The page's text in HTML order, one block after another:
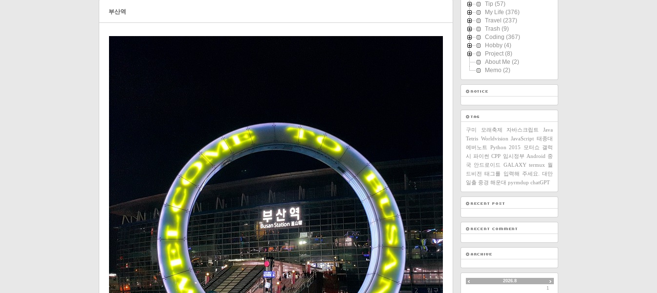
부산역
Tip (57)
My Life (376)
Travel (237)
Trash (9)
Coding (367)
Hobby (4)
Project (8)
About Me (2)
Memo (2)
구미 모래축제 자바스크립트
Java
Tetris Worldvision JavaScript 태종대
에버노트
Python 2015 모터쇼 갤럭
시 파이썬 CPP 임시정부 Android 중
국 안드로이드 GALAXY termux 월
드비전 태그를 입력해 주세요.
대만
일출 중경 해운대 pyrmdup chatGPT
« »
2026.8
1